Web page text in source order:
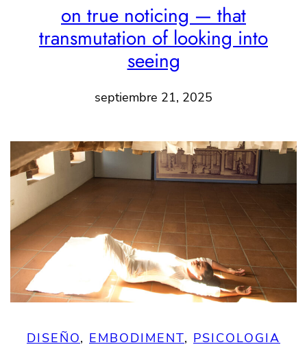
on true noticing — that
transmutation of looking into
seeing
septiembre 21, 2025
DISEÑO, EMBODIMENT, PSICOLOGIA